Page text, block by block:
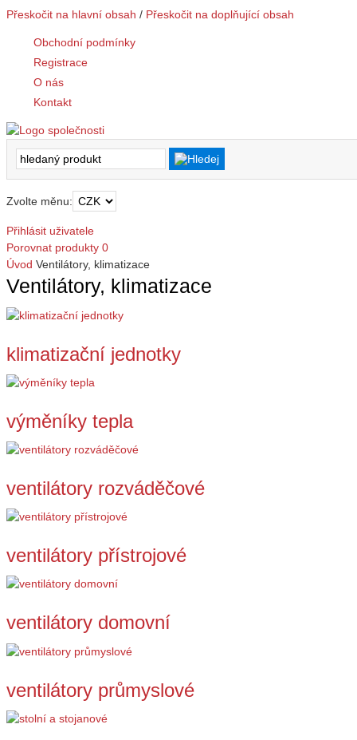
Přeskočit na hlavní obsah / Přeskočit na doplňující obsah
Obchodní podmínky
Registrace
O nás
Kontakt
Zvolte měnu:
Přihlásit uživatele
Porovnat produkty 0
Úvod Ventilátory, klimatizace
Ventilátory, klimatizace
klimatizační jednotky
výměníky tepla
ventilátory rozváděčové
ventilátory přístrojové
ventilátory domovní
ventilátory průmyslové